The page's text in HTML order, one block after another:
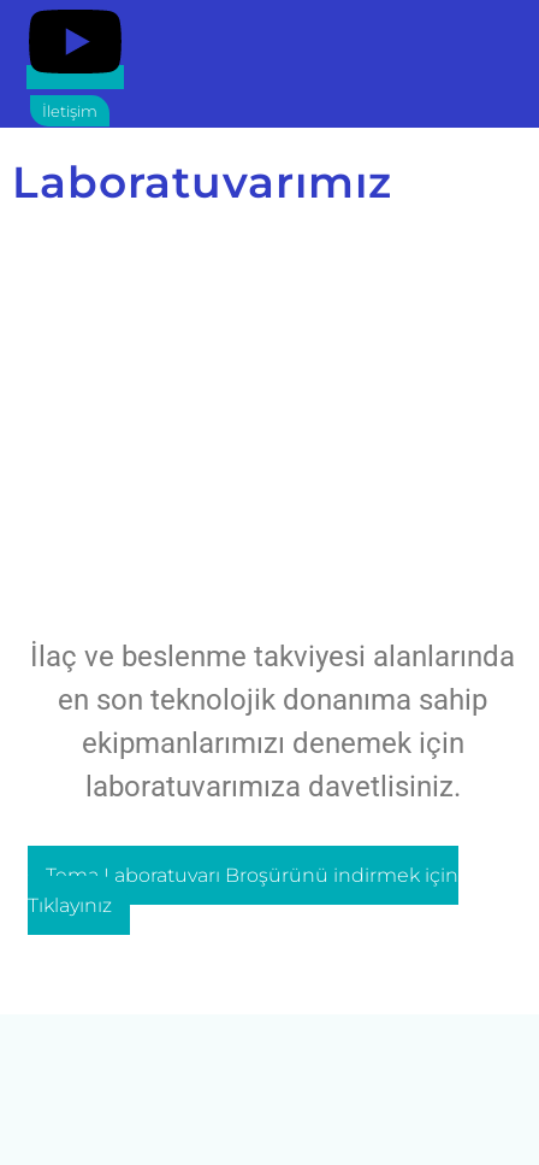
İletişim
Laboratuvarımız
İlaç ve beslenme takviyesi alanlarında
en son teknolojik donanıma sahip
ekipmanlarımızı denemek için
laboratuvarımıza davetlisiniz.
Tema Laboratuvarı Broşürünü indirmek için
Tıklayınız